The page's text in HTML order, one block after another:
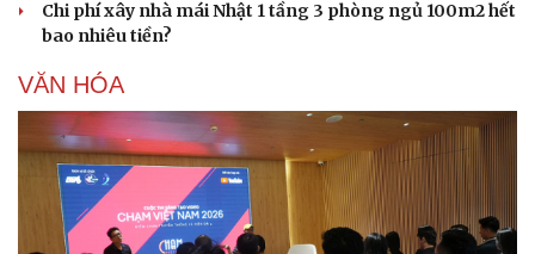
Doanh nghiệp
Thông tin doanh nghiệp
Doanh nghiệp 24h
Doanh nhân
Vì cộng đồng
Công nghệ
Tin Công nghệ
Trải nghiệm
Chuyển đổi số
Chi phí xây nhà mái Nhật 1 tầng 3 phòng ngủ 100m2 hết
bao nhiêu tiền?
VĂN HÓA